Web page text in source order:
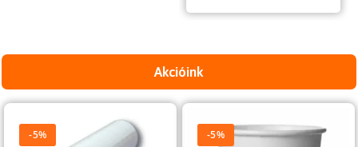
Akcióink
-5% -5%